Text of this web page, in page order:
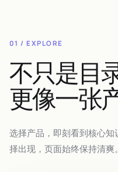
01 / EXPLORE
不只是目
更像一张
选择产品，即刻看到核心
择出现，页面始终保持清爽。